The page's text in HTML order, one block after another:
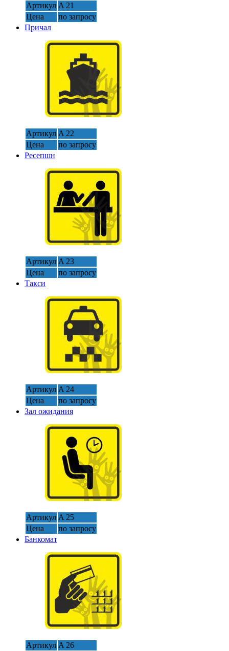
Артикул A 21
Цена
по запросу
Причал
Артикул A 22
Цена
по запросу
Ресепшн
Артикул A 23
Цена
по запросу
Такси
Артикул A 24
Цена
по запросу
Зал ожидания
Артикул A 25
Цена
по запросу
Банкомат
Артикул A 26